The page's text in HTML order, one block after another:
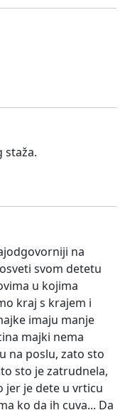
staža.
na
svom detetu
u kojima
kraj s krajem i
imaju manje
majki nema
na poslu, zato sto
sto je zatrudnela,
jer je dete u vrticu
ko da ih cuva... Da